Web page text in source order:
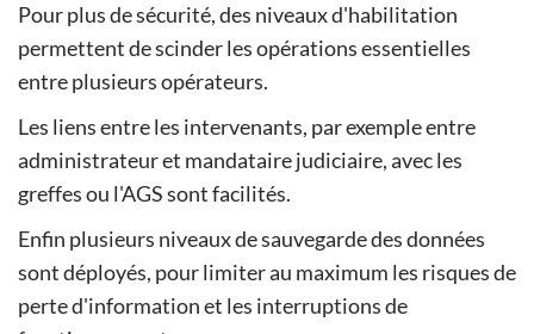
Pour plus de sécurité, des niveaux d'habilitation
permettent de scinder les opérations essentielles
entre plusieurs opérateurs.
Les liens entre les intervenants, par exemple entre
administrateur et mandataire judiciaire, avec les
greffes ou l'AGS sont facilités.
Enfin plusieurs niveaux de sauvegarde des données
sont déployés, pour limiter au maximum les risques de
perte d'information et les interruptions de